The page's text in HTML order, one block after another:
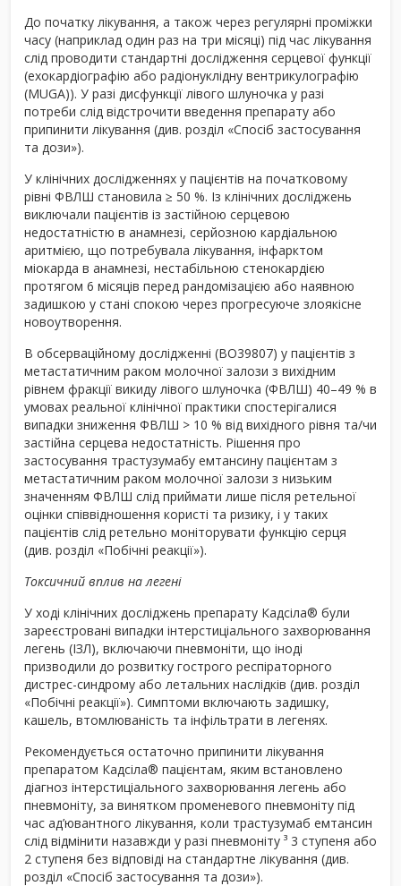
До початку лікування, а також через регулярні проміжки
часу (наприклад один раз на три місяці) під час лікування
слід проводити стандартні дослідження серцевої функції
(ехокардіографію або радіонуклідну вентрикулографію
(MUGA)). У разі дисфункції лівого шлуночка у разі
потреби слід відстрочити введення препарату або
припинити лікування (див. розділ «Спосіб застосування
та дози»).
У клінічних дослідженнях у пацієнтів на початковому
рівні ФВЛШ становила ≥ 50 %. Із клінічних досліджень
виключали пацієнтів із застійною серцевою
недостатністю в анамнезі, серйозною кардіальною
аритмією, що потребувала лікування, інфарктом
міокарда в анамнезі, нестабільною стенокардією
протягом 6 місяців перед рандомізацією або наявною
задишкою у стані спокою через прогресуюче злоякісне
новоутворення.
В обсерваційному дослідженні (BO39807) у пацієнтів з
метастатичним раком молочної залози з вихідним
рівнем фракції викиду лівого шлуночка (ФВЛШ) 40–49 % в
умовах реальної клінічної практики спостерігалися
випадки зниження ФВЛШ > 10 % від вихідного рівня та/чи
застійна серцева недостатність. Рішення про
застосування трастузумабу емтансину пацієнтам з
метастатичним раком молочної залози з низьким
значенням ФВЛШ слід приймати лише після ретельної
оцінки співвідношення користі та ризику, і у таких
пацієнтів слід ретельно моніторувати функцію серця
(див. розділ «Побічні реакції»).
Токсичний вплив на легені
У ході клінічних досліджень препарату Кадсіла® були
зареєстровані випадки інтерстиціального захворювання
легень (ІЗЛ), включаючи пневмоніти, що іноді
призводили до розвитку гострого респіраторного
дистрес-синдрому або летальних наслідків (див. розділ
«Побічні реакції»). Симптоми включають задишку,
кашель, втомлюваність та інфільтрати в легенях.
Рекомендується остаточно припинити лікування
препаратом Кадсіла® пацієнтам, яким встановлено
діагноз інтерстиціального захворювання легень або
пневмоніту, за винятком променевого пневмоніту під
час ад’ювантного лікування, коли трастузумаб емтансин
слід відмінити назавжди у разі пневмоніту ³ 3 ступеня або
2 ступеня без відповіді на стандартне лікування (див.
розділ «Спосіб застосування та дози»).